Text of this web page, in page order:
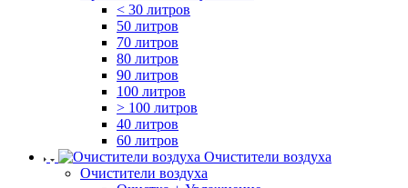
< 30 литров
50 литров
70 литров
80 литров
90 литров
100 литров
> 100 литров
40 литров
60 литров
Очистители воздуха
Очистители воздуха